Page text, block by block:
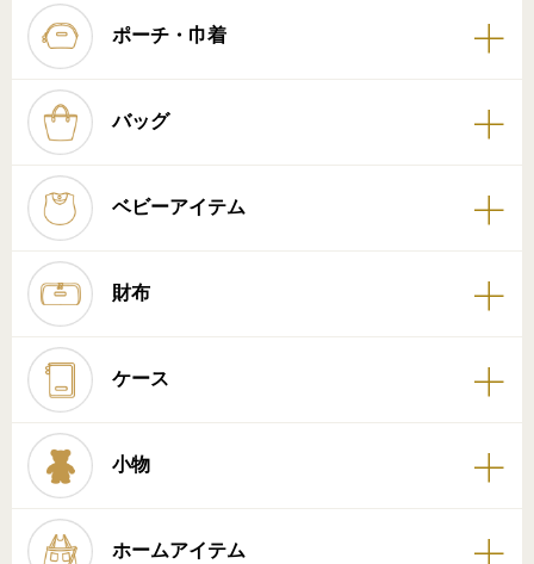
ポーチ・巾着
バッグ
ベビーアイテム
財布
ケース
小物
ホームアイテム